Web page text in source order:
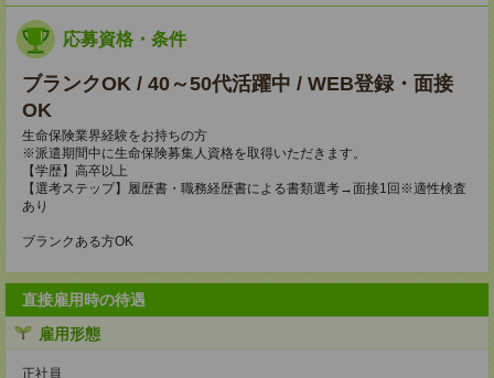
応募資格・条件
ブランクOK / 40～50代活躍中 / WEB登録・面接
OK
生命保険業界経験をお持ちの方
※派遣期間中に生命保険募集人資格を取得いただきます。
【学歴】高卒以上
【選考ステップ】履歴書・職務経歴書による書類選考→面接1回※適性検査
あり
ブランクある方OK
直接雇用時の待遇
雇用形態
正社員